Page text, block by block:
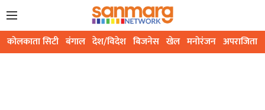
कोलकाता सिटी बंगाल देश/विदेश बिजनेस खेल मनोरंजन अपराजिता